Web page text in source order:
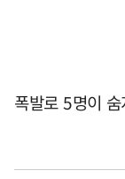
폭발로 5명이